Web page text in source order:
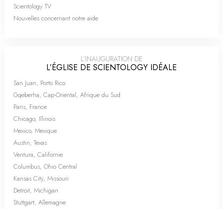
Scientology TV
Nouvelles concernant notre aide
L’INAUGURATION DE
L’ÉGLISE DE SCIENTOLOGY IDÉALE
San Juan, Porto Rico
Gqeberha, Cap-Oriental, Afrique du Sud
Paris, France
Chicago, Illinois
Mexico, Mexique
Austin, Texas
Ventura, Californie
Columbus, Ohio Central
Kansas City, Missouri
Detroit, Michigan
Stuttgart, Allemagne